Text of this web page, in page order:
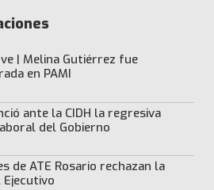
| Melina Gutiérrez fue
en PAMI
ante la CIDH la regresiva
del Gobierno
de ATE Rosario rechazan la